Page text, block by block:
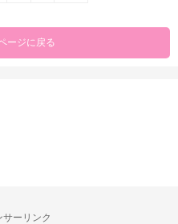
ージに戻る
ーリンク